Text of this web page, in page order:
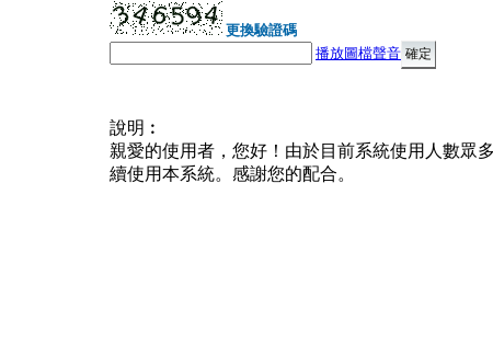
更換驗證碼
播放圖檔聲音
說明︰
親愛的使用者，您好！由於目前系統使用人數眾
續使用本系統。感謝您的配合。